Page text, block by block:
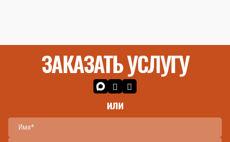
ЗАКАЗАТЬ УСЛУГУ
или